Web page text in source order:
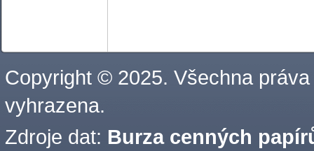
Copyright © 2025. Všechna práva
vyhrazena.
Zdroje dat: Burza cenných